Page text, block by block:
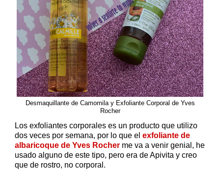
Desmaquillante de Camomila y Exfoliante Corporal de Yves
Rocher
Los exfoliantes corporales es un producto que utilizo
dos veces por semana, por lo que el exfoliante de
albaricoque de Yves Rocher me va a venir genial, he
usado alguno de este tipo, pero era de Apivita y creo
que de rostro, no corporal.